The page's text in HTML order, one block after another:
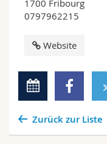
1700 Fribourg
0797962215
Website
Zurück zur Liste